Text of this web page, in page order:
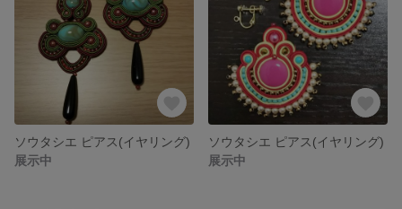
ソウタシエ ピアス(イヤリング)
展示中
ソウタシエ ピアス(イヤリング)
展示中